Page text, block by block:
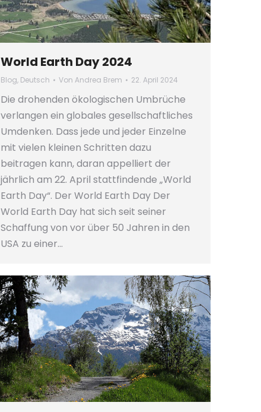
World Earth Day 2024
Blog, Deutsch Von Andrea Brem 22. April 2024
Die drohenden ökologischen Umbrüche
verlangen ein globales gesellschaftliches
Umdenken. Dass jede und jeder Einzelne
mit vielen kleinen Schritten dazu
beitragen kann, daran appelliert der
jährlich am 22. April stattfindende „World
Earth Day“. Der World Earth Day Der
World Earth Day hat sich seit seiner
Schaffung von vor über 50 Jahren in den
USA zu einer…